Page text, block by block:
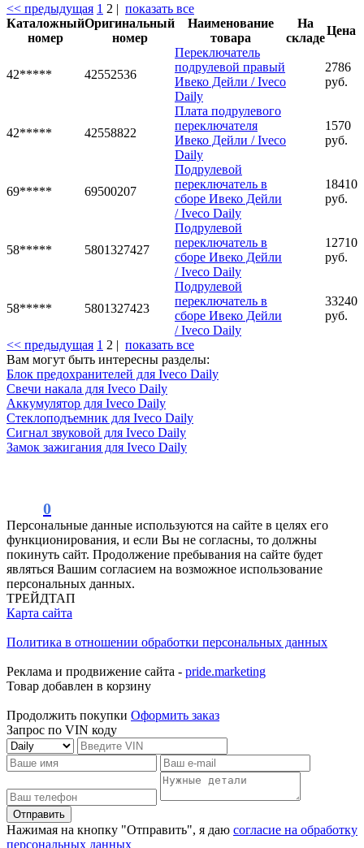
<< предыдущая 1 2 | показать все
Каталожный
номер
Оригинальный
номер
Наименование
товара
На
складе
Цена
42***** 42552536
Переключатель
подрулевой правый
Ивеко Дейли / Iveco
Daily
2786
руб.
42***** 42558822
Плата подрулевого
переключателя
Ивеко Дейли / Iveco
Daily
1570
руб.
69***** 69500207
Подрулевой
переключатель в
сборе Ивеко Дейли
/ Iveco Daily
18410
руб.
58***** 5801327427
Подрулевой
переключатель в
сборе Ивеко Дейли
/ Iveco Daily
12710
руб.
58***** 5801327423
Подрулевой
переключатель в
сборе Ивеко Дейли
/ Iveco Daily
33240
руб.
<< предыдущая 1 2 | показать все
Вам могут быть интересны разделы:
Блок предохранителей для Iveco Daily
Свечи накала для Iveco Daily
Аккумулятор для Iveco Daily
Стеклоподъемник для Iveco Daily
Сигнал звуковой для Iveco Daily
Замок зажигания для Iveco Daily
0
Персональные данные используются на сайте в целях его
функционирования, и если Вы не согласны, то должны
покинуть сайт. Продолжение пребывания на сайте будет
являться Вашим согласием на возможное использование
персональных данных.
ТРЕЙДТАП
Карта сайта
Политика в отношении обработки персональных данных
Реклама и продвижение сайта - pride.marketing
Товар добавлен в корзину
Продолжить покупки Оформить заказ
Запрос по VIN коду
Отправить
Нажимая на кнопку "Отправить", я даю согласие на обработку
персональных данных